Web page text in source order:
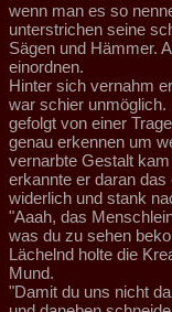
wenn man es so
unterstrichen seine
Sägen und Hämmer.
einordnen.
Hinter sich vernahm
war schier unmöglich.
gefolgt von einer
genau erkennen um
vernarbte Gestalt
erkannte er daran
widerlich und stank
"Aaah, das
was du zu sehen
Lächelnd holte die
Mund.
"Damit du uns nicht